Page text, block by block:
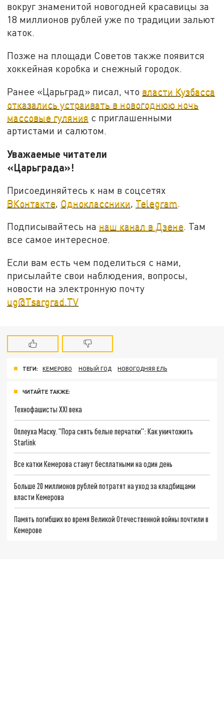
вокруг знаменитой новогодней красавицы за
18 миллионов рублей уже по традиции зальют
каток.
Позже на площади Советов также появится
хоккейная коробка и снежный городок.
Ранее «Царьград» писал, что власти Кузбасса
отказались устраивать в новогоднюю ночь
массовые гуляния с приглашенными
артистами и салютом.
Уважаемые читатели
«Царьграда»!
Присоединяйтесь к нам в соцсетях
ВКонтакте, Одноклассники, Telegram.
Подписывайтесь на наш канал в Дзене. Там
все самое интересное.
Если вам есть чем поделиться с нами,
присылайте свои наблюдения, вопросы,
новости на электронную почту
ug@Tsargrad.TV
ТЕГИ: КЕМЕРОВО НОВЫЙ ГОД НОВОГОДНЯЯ ЕЛЬ
ЧИТАЙТЕ ТАКЖЕ:
Технофашисты XXI века
Оплеуха Маску. "Пора снять белые перчатки": Как уничтожить
Starlink
Все катки Кемерова станут бесплатными на один день
Больше 20 миллионов рублей потратят на уход за кладбищами
власти Кемерова
Память погибших во время Великой Отечественной войны почтили в
Кемерове